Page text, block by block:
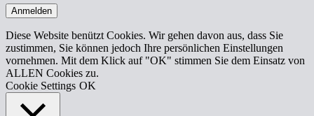
Anmelden
Diese Website benützt Cookies. Wir gehen davon aus, dass Sie
zustimmen, Sie können jedoch Ihre persönlichen Einstellungen
vornehmen. Mit dem Klick auf "OK" stimmen Sie dem Einsatz von
ALLEN Cookies zu.
Cookie Settings OK